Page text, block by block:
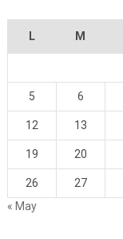
L M
5 6
12 13
19 20
26 27
« May